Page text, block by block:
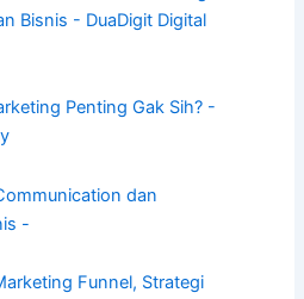
Bisnis - DuaDigit Digital
Penting Gak Sih? -
dan
-
Funnel, Strategi